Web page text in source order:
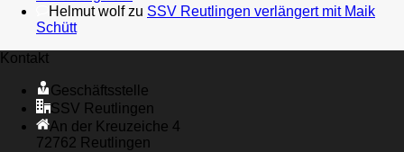
Helmut wolfzu SSV Reutlingen verlängert mit Maik
Schütt
Kontakt
Geschäftsstelle
SSV Reutlingen
An der Kreuzeiche 4
72762 Reutlingen